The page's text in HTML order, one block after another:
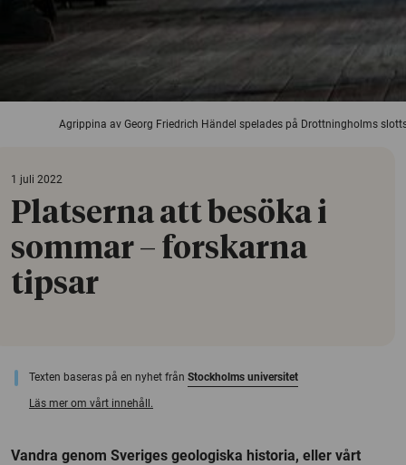
Agrippina av Georg Friedrich Händel spelades på Drottningholms
1 juli 2022
Platserna att besöka i
sommar – forskarna
tipsar
Texten baseras på en nyhet från Stockholms universitet
Läs mer om vårt innehåll.
Vandra genom Sveriges geologiska historia, eller vårt